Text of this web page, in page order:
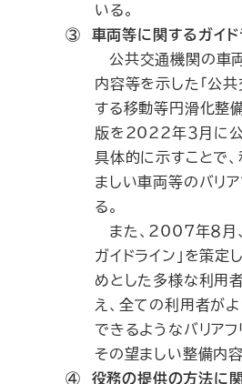
いる。
③ 車両等に関するガイド
公共交通機関の車
内容等を示した「公
する移動等円滑化整
版を2022年３月に公
具体的に示すことで
ましい車両等のバリ
る。
また、2007年８月
ガイドライン」を策定
めとした多様な利用
え、全ての利用者が
できるようなバリアフ
その望ましい整備内
④ 役務の提供の方法に関